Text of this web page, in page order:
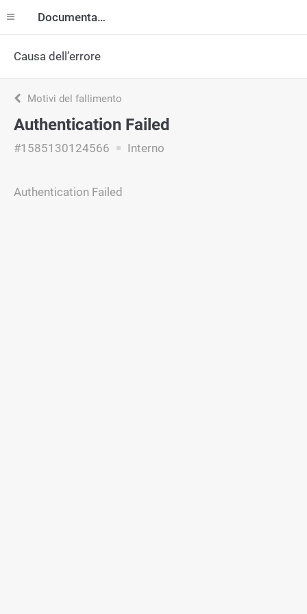
Documentazione
Causa dell’errore
Motivi del fallimento
Authentication Failed
#1585130124566 Interno
Authentication Failed